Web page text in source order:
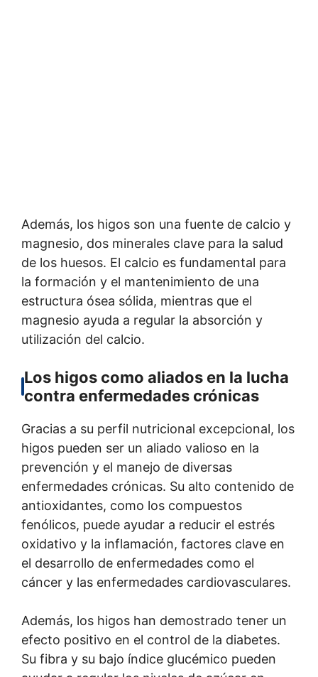
Además, los higos son una fuente de calcio y
magnesio, dos minerales clave para la salud
de los huesos. El calcio es fundamental para
la formación y el mantenimiento de una
estructura ósea sólida, mientras que el
magnesio ayuda a regular la absorción y
utilización del calcio.
Los higos como aliados en la lucha
contra enfermedades crónicas
Gracias a su perfil nutricional excepcional, los
higos pueden ser un aliado valioso en la
prevención y el manejo de diversas
enfermedades crónicas. Su alto contenido de
antioxidantes, como los compuestos
fenólicos, puede ayudar a reducir el estrés
oxidativo y la inflamación, factores clave en
el desarrollo de enfermedades como el
cáncer y las enfermedades cardiovasculares.
Además, los higos han demostrado tener un
efecto positivo en el control de la diabetes.
Su fibra y su bajo índice glucémico pueden